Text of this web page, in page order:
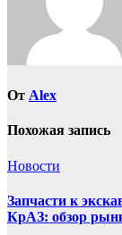
От Alex
Похожая запись
Новости
Запчасти к
КрАЗ: обзор